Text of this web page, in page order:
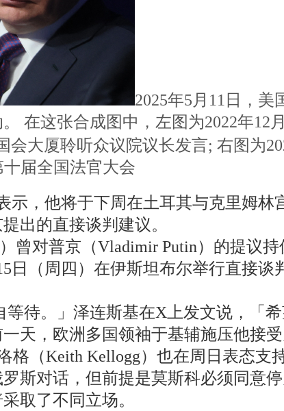
2025年5月11日，
在这张合成图中，左图为2022年12
会大厦聆听众议院议长发言; 右图为
届全国法官大会
示，他将于下周在土耳其与克里姆林
出的直接谈判建议。
曾对普京（Vladimir Putin）的提议
日（周四）在伊斯坦布尔举行直接
等待。」泽连斯基在X上发文说，「
天，欧洲多国领袖于基辅施压他接
格（Keith Kellogg）也在周日表态支
斯对话，但前提是莫斯科必须同意停
取了不同立场。